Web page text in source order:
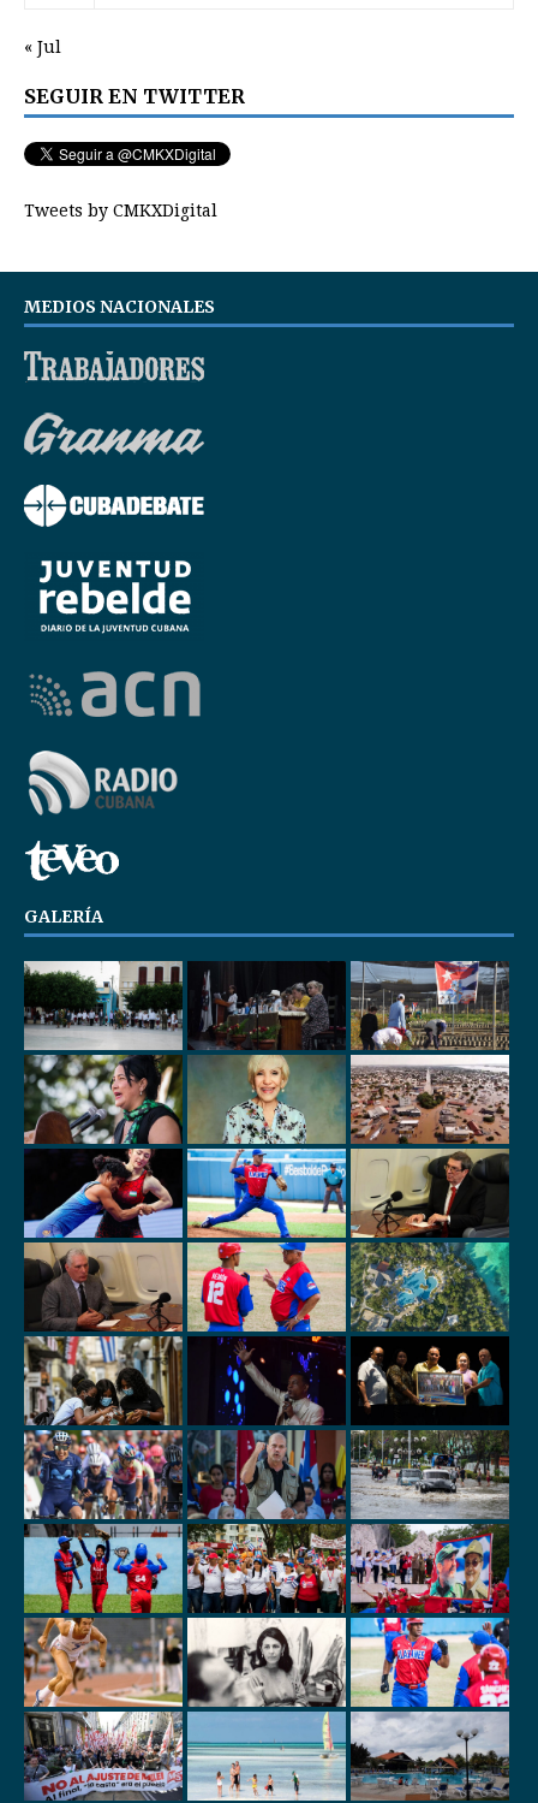
« Jul
SEGUIR EN TWITTER
Tweets by CMKXDigital
MEDIOS NACIONALES
GALERÍA